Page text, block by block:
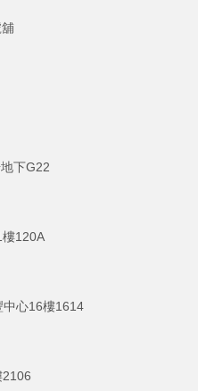
下G22
120A
心16樓1614